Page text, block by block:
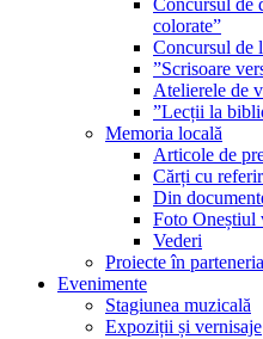
Concursul de
colorate”
Concursul de
”Scrisoare
Atelierele de
”Lecții la
Memoria locală
Articole de
Cărți cu
Din
Foto Oneștiul
Vederi
Proiecte în
Evenimente
Stagiunea muzicală
Expoziții și vernisaje